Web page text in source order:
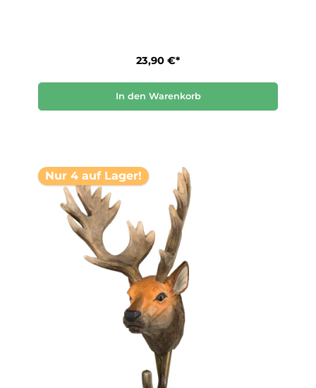
23,90 €*
In den Warenkorb
Nur 4 auf Lager!